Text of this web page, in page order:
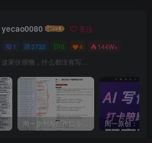
yecao0080 关注
1 3732 0 4 144W+
这家伙很懒，什么都没有写...
全网独一份：超详细的40+个自媒体赛道领域解析手册，让你的内容创作不再局限！ 周一原创AI创作指令词：30+个领域赛道的创作提示词集合